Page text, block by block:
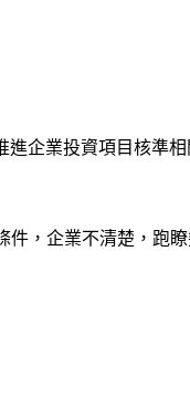
企業投資項目核準
，企業不清楚，跑